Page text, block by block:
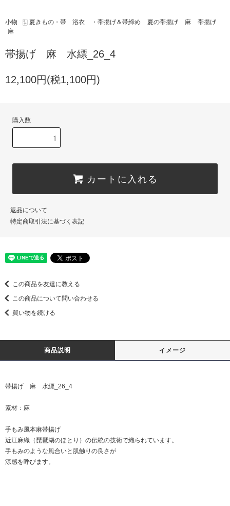
小物 🀧 夏きもの・帯 浴衣 ・帯揚げ＆帯締め 夏の帯揚げ 麻
帯揚げ
麻
帯揚げ 麻 水縹_26_4
12,100円(税1,100円)
購入数
カートに入れる
返品について
特定商取引法に基づく表記
この商品を友達に教える
この商品について問い合わせる
買い物を続ける
商品説明 イメージ
帯揚げ 麻 水縹_26_4
素材：麻
手もみ風本麻帯揚げ
近江麻織（琵琶湖のほとり）の伝統の技術で織られています。
手もみのような風合いと肌触りの良さが
涼感を呼びます。